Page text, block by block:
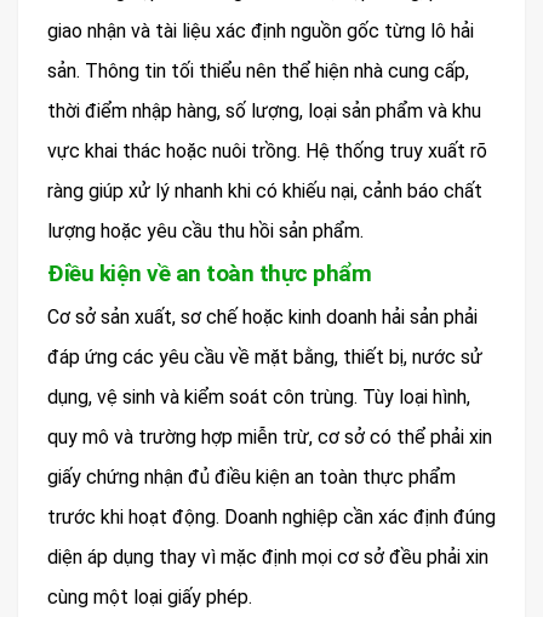
giao nhận và tài liệu xác định nguồn gốc từng lô hải
sản. Thông tin tối thiểu nên thể hiện nhà cung cấp,
thời điểm nhập hàng, số lượng, loại sản phẩm và khu
vực khai thác hoặc nuôi trồng. Hệ thống truy xuất rõ
ràng giúp xử lý nhanh khi có khiếu nại, cảnh báo chất
lượng hoặc yêu cầu thu hồi sản phẩm.
Điều kiện về an toàn thực phẩm
Cơ sở sản xuất, sơ chế hoặc kinh doanh hải sản phải
đáp ứng các yêu cầu về mặt bằng, thiết bị, nước sử
dụng, vệ sinh và kiểm soát côn trùng. Tùy loại hình,
quy mô và trường hợp miễn trừ, cơ sở có thể phải xin
giấy chứng nhận đủ điều kiện an toàn thực phẩm
trước khi hoạt động. Doanh nghiệp cần xác định đúng
diện áp dụng thay vì mặc định mọi cơ sở đều phải xin
cùng một loại giấy phép.